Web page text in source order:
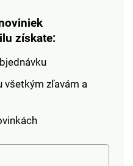
získate:
všetkým zľavám a